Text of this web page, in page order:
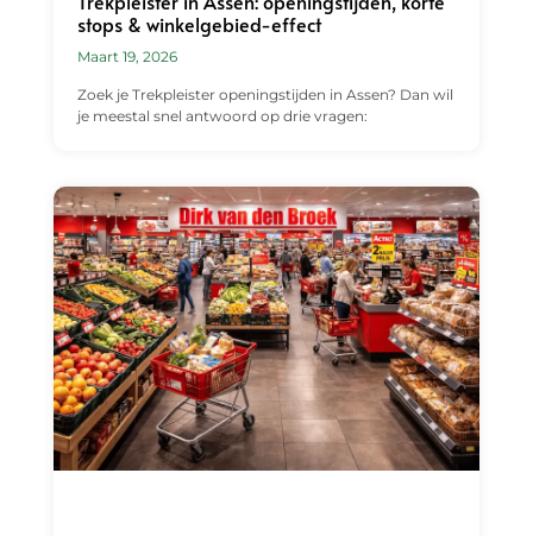
stops & winkelgebied-effect
Maart 19, 2026
Zoek je Trekpleister openingstijden in Assen? Dan wil
je meestal snel antwoord op drie vragen: